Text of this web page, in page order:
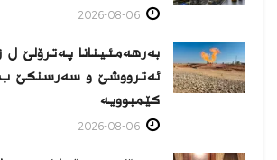
بەرهەمئینانا په‌ترۆلێ
كێمبوویە